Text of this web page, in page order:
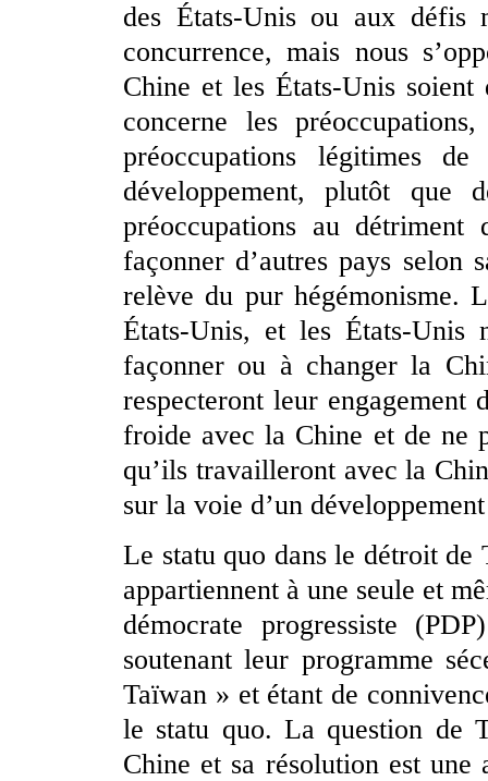
des États-Unis ou aux défis
concurrence, mais nous
Chine et les États-Unis
concerne les
préoccupations légitimes
développement, plutôt que
préoccupations au
façonner d’autres pays selon
relève du pur hégémonisme.
États-Unis, et les États-Unis
façonner ou à changer la
respecteront leur engagement
froide avec la Chine et de ne
qu’ils travailleront avec la
sur la voie d’un
Le statu quo dans le détroit de
appartiennent à une seule et
démocrate progressiste
soutenant leur programme
Taïwan » et étant de
le statu quo. La question de
Chine et sa résolution est